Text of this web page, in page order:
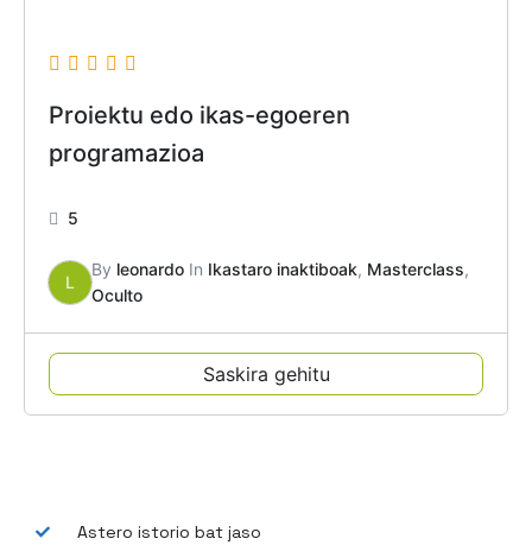
Proiektu edo ikas-egoeren
programazioa
5
L
By leonardo In Ikastaro inaktiboak, Masterclass,
Oculto
Saskira gehitu
Astero istorio bat jaso